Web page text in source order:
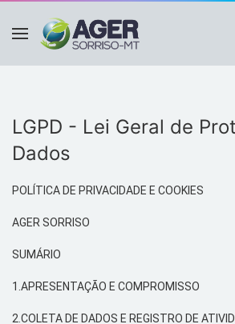
LGPD - Lei Geral de
Dados
POLÍTICA DE PRIVACIDADE E COOKIES
AGER SORRISO
SUMÁRIO
1. APRESENTAÇÃO E COMPROMISSO
2.COLETA DE DADOS E REGISTRO DE